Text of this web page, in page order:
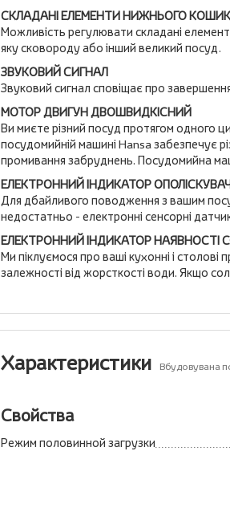
СКЛАДАНІ ЕЛЕМЕНТИ НИЖНЬОГО
Можливість регулювати складані
яку сковороду або інший великий посуд.
ЗВУКОВИЙ СИГНАЛ
Звуковий сигнал сповіщає про
МОТОР ДВИГУН ДВОШВИДКІСНИЙ
Ви миєте різний посуд протягом одного
посудомийній машині Hansa забезпечує
промивання забруднень. Посудомийна
ЕЛЕКТРОННИЙ ІНДИКАТОР
Для дбайливого поводження з вашим
недостатньо - електронні сенсорні
ЕЛЕКТРОННИЙ ІНДИКАТОР НАЯВНОСТІ
Ми піклуємося про ваші кухонні і
залежності від жорсткості води. Якщо
Характеристики Вбудовувана
Свойства
Режим половинной загрузки